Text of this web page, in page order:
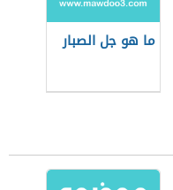
ما هو جل الصبار